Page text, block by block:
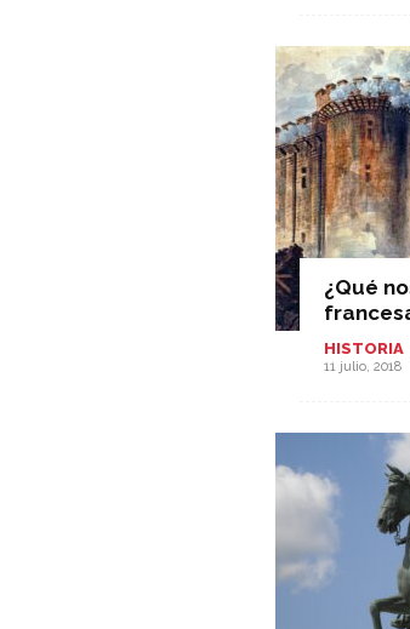
¿Qué
HISTORIA
11 julio, 2018